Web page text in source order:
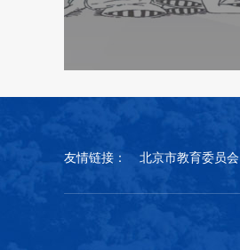
友情链接：
北京市教育委员会